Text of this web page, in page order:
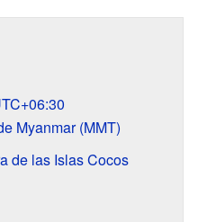
Myanmar (MMT)
de las Islas Cocos